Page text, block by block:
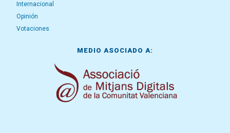
Internacional
Opinión
Votaciones
MEDIO ASOCIADO A: